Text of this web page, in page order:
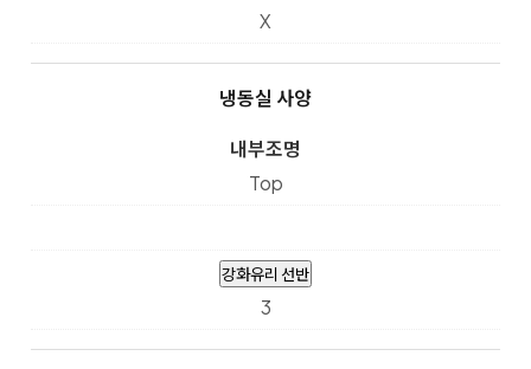
X
냉동실 사양
내부조명
Top
강화유리 선반
3